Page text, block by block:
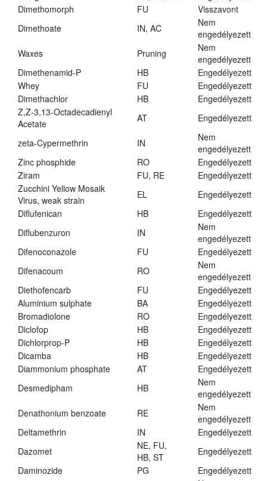
Dimethomorph
FU
Visszavont
Dimethoate
IN, AC
Nem
engedélyezett
Waxes
Pruning
Nem
engedélyezett
Dimethenamid-P
HB
Engedélyezett
Whey
FU
Engedélyezett
Dimethachlor
HB
Engedélyezett
Z,Z-3,13-Octadecadienyl
Acetate
AT Engedélyezett
zeta-Cypermethrin IN
Nem
engedélyezett
Zinc phosphide
RO
Engedélyezett
Ziram
FU, RE
Engedélyezett
Zucchini Yellow Mosaik
Virus, weak strain
EL
Engedélyezett
Diflufenican
HB
Engedélyezett
Diflubenzuron
IN
Nem
engedélyezett
Difenoconazole
FU
Engedélyezett
Difenacoum
RO
Nem
engedélyezett
Diethofencarb
FU
Engedélyezett
Aluminium sulphate
BA
Engedélyezett
Bromadiolone
RO
Engedélyezett
Diclofop
HB
Engedélyezett
Dichlorprop-P
HB
Engedélyezett
Dicamba
HB
Engedélyezett
Diammonium phosphate
AT
Engedélyezett
Desmedipham
HB
Nem
engedélyezett
Denathonium benzoate
RE
Nem
engedélyezett
Deltamethrin
IN
Engedélyezett
Dazomet
NE, FU,
HB, ST
Engedélyezett
Daminozide
PG
Engedélyezett